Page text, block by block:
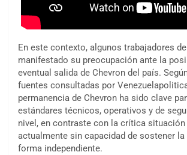
En este contexto, algunos trabajadores
manifestado su preocupación ante la
eventual salida de Chevron del país.
fuentes consultadas por
permanencia de Chevron ha sido clave
estándares técnicos, operativos y de
nivel, en contraste con la crítica situación
actualmente sin capacidad de sostener
forma independiente.